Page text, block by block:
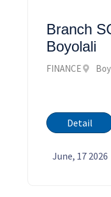
Branch
Boyolali
FINANCE
Detail
June, 17 2026